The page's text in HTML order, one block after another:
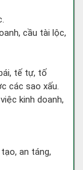
cầu tài lộc,
tế tự, tố
các sao xấu.
kinh doanh,
an táng,